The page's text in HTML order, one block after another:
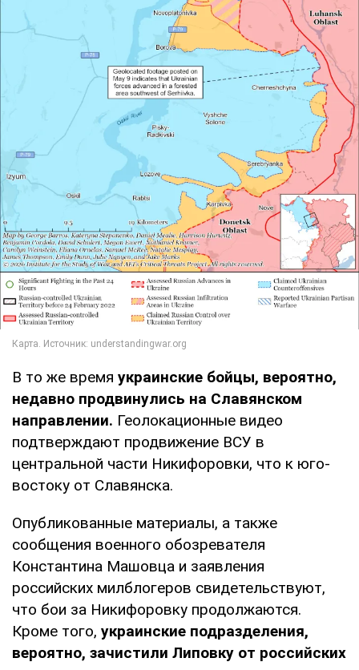
В то же время украинские бойцы, вероятно,
недавно продвинулись на Славянском
направлении. Геолокационные видео
подтверждают продвижение ВСУ в
центральной части Никифоровки, что к юго-
востоку от Славянска.
Опубликованные материалы, а также
сообщения военного обозревателя
Константина Машовца и заявления
российских милблогеров свидетельствуют,
что бои за Никифоровку продолжаются.
Кроме того, украинские подразделения,
вероятно, зачистили Липовку от российских